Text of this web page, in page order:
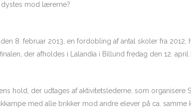
dystes mod lærerne?
8. februar 2013, en fordobling af antal skoler fra
der afholdes i Lalandia i Billund fredag den 12.
hold, der udtages af aktivitetslederne, som organisere
med alle brikker mod andre elever på ca. samme